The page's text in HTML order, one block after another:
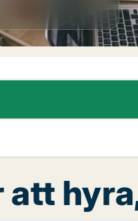
att